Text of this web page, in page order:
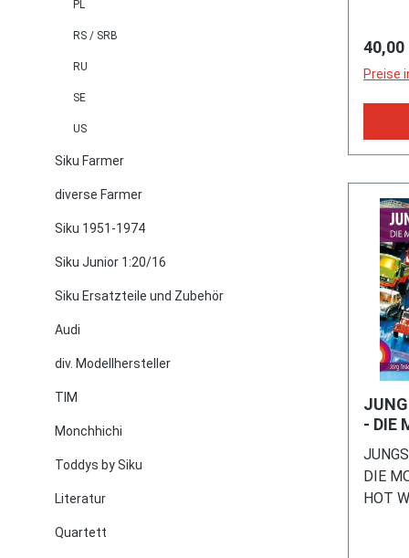
PL
RS / SRB
RU
SE
US
Siku Farmer
diverse Farmer
Siku 1951-1974
Siku Junior 1:20/16
Siku Ersatzteile und Zubehör
Audi
div. Modellhersteller
TIM
Monchhichi
Toddys by Siku
Literatur
Quartett
2000
65
zur
(1990-
Typ
mit
mm,
1972)
hell-
40,00
Preise
- DIE
SIKU
DIE
HOT